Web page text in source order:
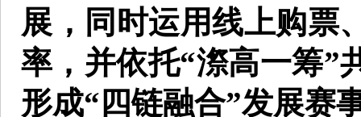
展，同时运用线上购票
率，并依托“漈高一筹”
形成“四链融合”发展赛